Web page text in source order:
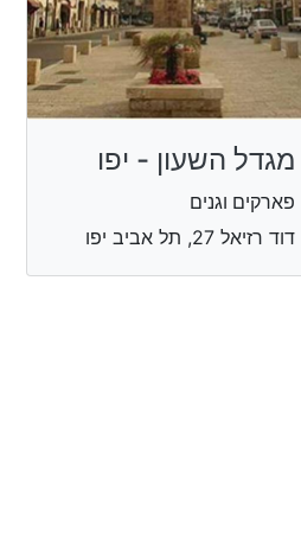
מגדל השעון - יפו
פארקים וגנים
דוד רזיאל 27, תל אביב יפו